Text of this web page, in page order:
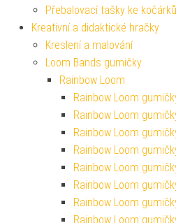
Přebalovací tašky ke
Kreativní a didaktické hračky
Kreslení a malování
Loom Bands gumičky
Rainbow Loom
Rainbow Loom
Rainbow Loom
Rainbow Loom
Rainbow Loom
Rainbow Loom
Rainbow Loom
Rainbow Loom
Rainbow Loom